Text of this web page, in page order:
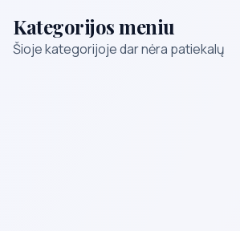
Kategorijos meniu
Šioje kategorijoje dar nėra patiekalų